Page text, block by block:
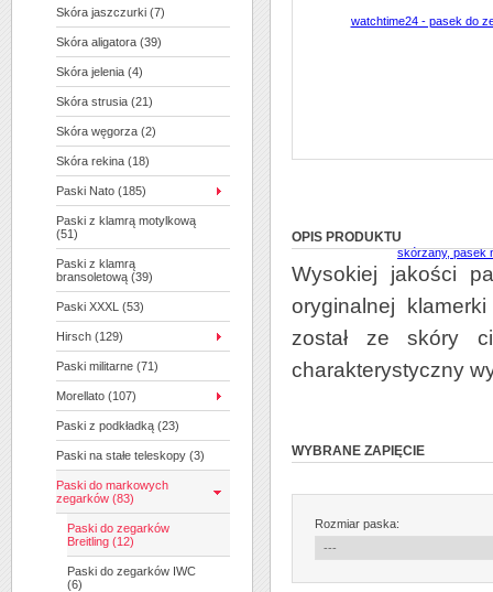
Skóra jaszczurki (7)
Skóra aligatora (39)
Skóra jelenia (4)
Skóra strusia (21)
Skóra węgorza (2)
Skóra rekina (18)
Paski Nato (185)
Paski z klamrą motylkową
(51)
Paski z klamrą
bransoletową (39)
Paski XXXL (53)
Hirsch (129)
Paski militarne (71)
Morellato (107)
Paski z podkładką (23)
Paski na stałe teleskopy (3)
Paski do markowych
zegarków (83)
Paski do zegarków
Breitling (12)
Paski do zegarków IWC
(6)
OPIS PRODUKTU
Wysokiej jakości
oryginalnej
został ze skóry
charakterystyczny
WYBRANE ZAPIĘCIE
Rozmiar paska: